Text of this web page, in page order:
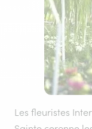
Les fleuristes